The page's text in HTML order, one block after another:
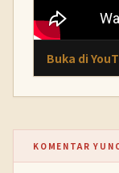
Buka di
KOMENTAR